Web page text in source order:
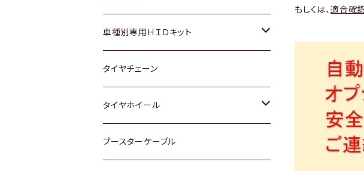
もしくは、 適合確
マツダ
三菱
スバル
レクサス
ダイハツ
マツダ
三菱
スバル
日産
いすゞ
ダイハツ
マツダ
スズキ
日産
ダイハツ
スバル
ホンダ
スズキ
日産
ダイハツ
ホンダ
スズキ
日産
ダイハツ
車種別専用ＨＩＤキット
トヨタ
マツダ
タイヤチェーン
タイヤホイール
トヨタ
ブースターケーブル